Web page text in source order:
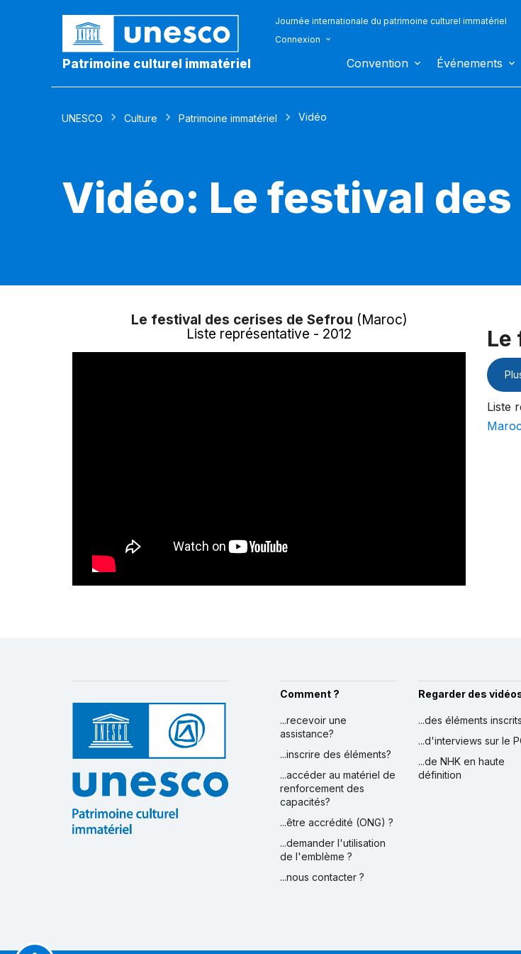
Patrimoine culturel immatériel
Journée internationale du patrimoine culturel immatériel
Connexion
Convention Événements
UNESCO Culture Patrimoine immatériel Vidéo
Vidéo: Le festival
Le festival des cerises de Sefrou (Maroc)
Liste représentative - 2012
Le
Liste
Maroc
Comment ?
...recevoir une
assistance?
...inscrire des éléments?
...accéder au matériel de
renforcement des
capacités?
...être accrédité (ONG) ?
...demander l'utilisation
de l'emblème ?
...nous contacter ?
Regarder des
...des éléments inscrits
...d'interviews sur le
...de NHK en haute
définition